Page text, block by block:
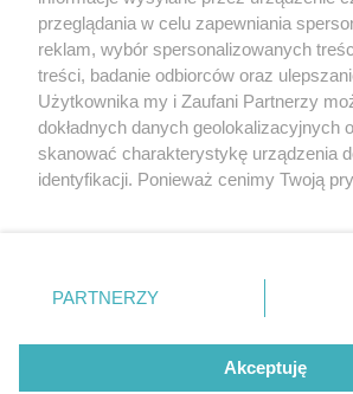
16℃
Zobacz prognozę na 3 dni
Copyright © 2022 Kurier
Wszelkie prawa
Nota wydawnicza
Nota prawna
Polityka prywatności
Reklama
przeglądania w celu zapewniania
reklam, wybór spersonalizowanych
treści, badanie odbiorców oraz
Użytkownika my i Zaufani Partnerzy
dokładnych danych geolokalizacyjnych
skanować charakterystykę urządzenia
identyfikacji. Ponieważ cenimy Twoją
prywatności znajdujący się w lewym
. Niektóre rodzaje przetwarzania
takiemu przetwarzaniu. Preferencje będą
zastosowania tylko na tej witrynie.
PARTNERZY
Akceptuję